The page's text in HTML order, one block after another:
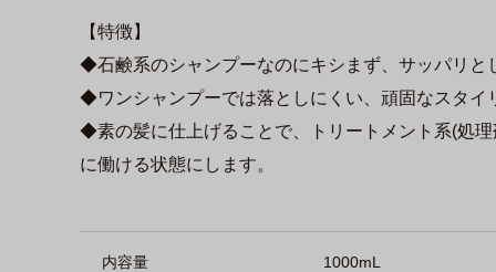
【特徴】
◆石鹸系のシャンプーなのにキシまず、サッパリと
◆ワンシャンプーでは落としにくい、頑固なスタイ
◆素の髪に仕上げることで、トリートメント系(処
に働ける状態にします。
内容量 1000mL